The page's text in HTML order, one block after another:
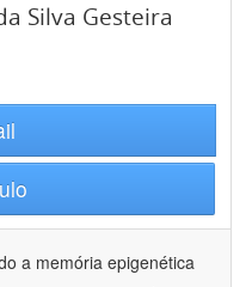
Silva Gesteira
a memória epigenética